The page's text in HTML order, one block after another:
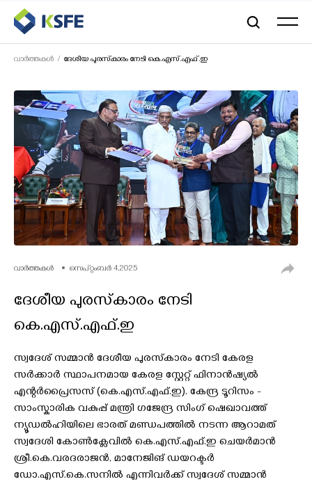
വാര്‍ത്തകള്‍ ദേശീയ പുരസ്‌കാരം നേടി കെ.എസ്.എഫ്.ഇ
വാർത്തകൾ സെപ്റ്റംബർ 4,2025
ദേശീയ പുരസ്‌കാരം നേടി
കെ.എസ്.എഫ്.ഇ
സ്വദേശ് സമ്മാൻ ദേശീയ പുരസ്‌കാരം നേടി കേരള
സർക്കാർ സ്ഥാപനമായ കേരള സ്റ്റേറ്റ് ഫിനാൻഷ്യൽ
എന്റർപ്രൈസസ് (കെ.എസ്.എഫ്.ഇ). കേന്ദ്ര ടൂറിസം -
സാംസ്കാരിക വകുപ്പ് മന്ത്രി ഗജേന്ദ്ര സിംഗ് ഷെഖാവത്ത്
ന്യൂഡൽഹിയിലെ ഭാരത് മണ്ഡപത്തിൽ നടന്ന ആറാമത്
സ്വദേശി കോൺക്ലേവിൽ കെ.എസ്.എഫ്.ഇ ചെയർമാൻ
ശ്രീ.കെ.വരദരാജൻ, മാനേജിങ് ഡയറക്ടർ
ഡോ.എസ്.കെ.സനിൽ എന്നിവർക്ക് സ്വദേശ് സമ്മാൻ